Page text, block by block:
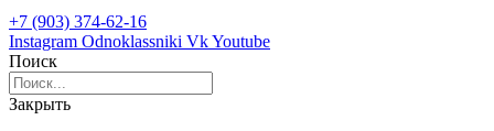
+7 (903) 374-62-16
Instagram Odnoklassniki VkYoutube
Поиск
Закрыть